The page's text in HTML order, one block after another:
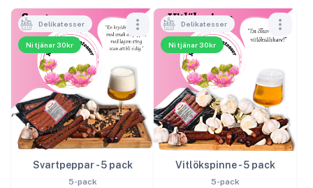
Ni tjänar 30kr
Delikatesser
Svartpeppar - 5 pack
5-pack
Ni tjänar 30kr
Delikatesser
Vitlökspinne - 5 pack
5-pack